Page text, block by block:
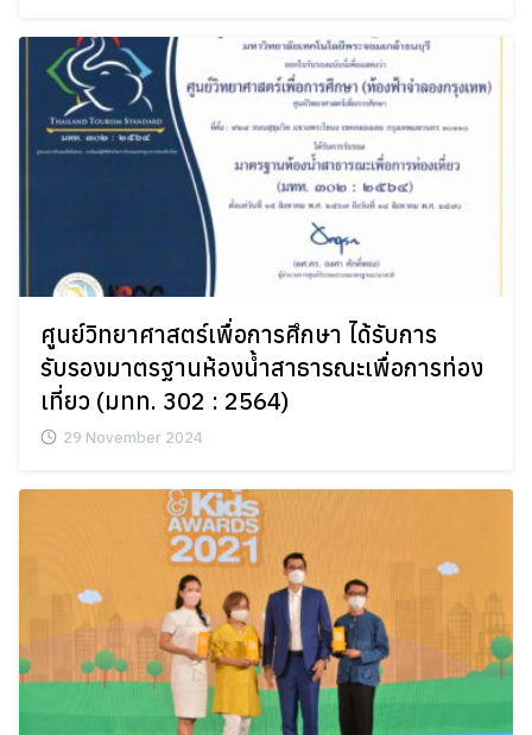
ศูนย์วิทยาศาสตร์เพื่อการศึกษา ได้รับการ
รับรองมาตรฐานห้องน้ำสาธารณะเพื่อการท่อง
เที่ยว (มทท. 302 : 2564)
29 November 2024